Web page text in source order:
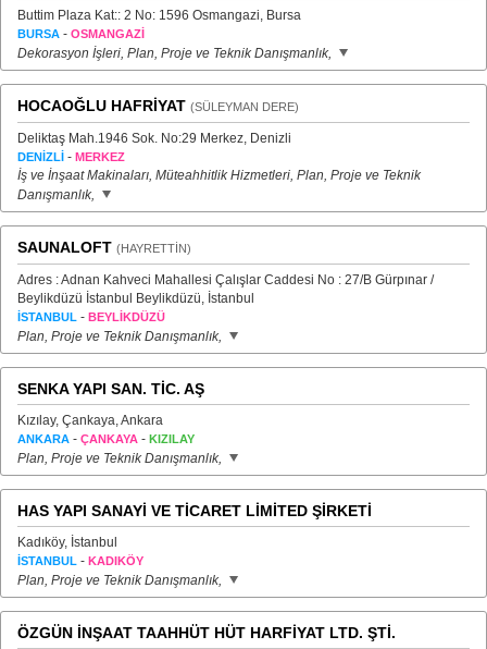
Buttim Plaza Kat:: 2 No: 1596 Osmangazi, Bursa
BURSA - OSMANGAZİ
Dekorasyon İşleri, Plan, Proje ve Teknik Danışmanlık,
HOCAOĞLU HAFRİYAT (SÜLEYMAN DERE)
Deliktaş Mah.1946 Sok. No:29 Merkez, Denizli
DENİZLİ - MERKEZ
İş ve İnşaat Makinaları, Müteahhitlik Hizmetleri, Plan, Proje ve Teknik
Danışmanlık,
SAUNALOFT (HAYRETTİN)
Adres : Adnan Kahveci Mahallesi Çalışlar Caddesi No : 27/B Gürpınar /
Beylikdüzü İstanbul Beylikdüzü, İstanbul
İSTANBUL - BEYLİKDÜZÜ
Plan, Proje ve Teknik Danışmanlık,
SENKA YAPI SAN. TİC. AŞ
Kızılay, Çankaya, Ankara
ANKARA - ÇANKAYA - KIZILAY
Plan, Proje ve Teknik Danışmanlık,
HAS YAPI SANAYİ VE TİCARET LİMİTED ŞİRKETİ
Kadıköy, İstanbul
İSTANBUL - KADIKÖY
Plan, Proje ve Teknik Danışmanlık,
ÖZGÜN İNŞAAT TAAHHÜT HÜT HARFİYAT LTD. ŞTİ.